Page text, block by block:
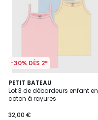
-30% DÈS 2*
PETIT BATEAU
Lot 3 de débardeurs enfant en
coton à rayures
32,00 €